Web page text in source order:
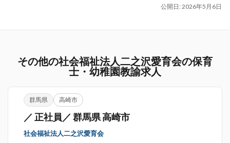
公開日: 2026年5月6日
その他の社会福祉法人二之沢愛育会の保育
士・幼稚園教諭求人
群馬県 高崎市
／ 正社員／ 群馬県 高崎市
社会福祉法人二之沢愛育会